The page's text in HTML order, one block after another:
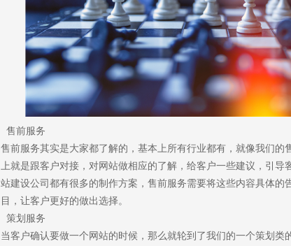
售前服务
售前服务其实是大家都了解的，基本上所有行业都有，就像我们的
上就是跟客户对接，对网站做相应的了解，给客户一些建议，引导
站建设公司都有很多的制作方案，售前服务需要将这些内容具体的
目，让客户更好的做出选择。
策划服务
当客户确认要做一个网站的时候，那么就轮到了我们的一个策划类